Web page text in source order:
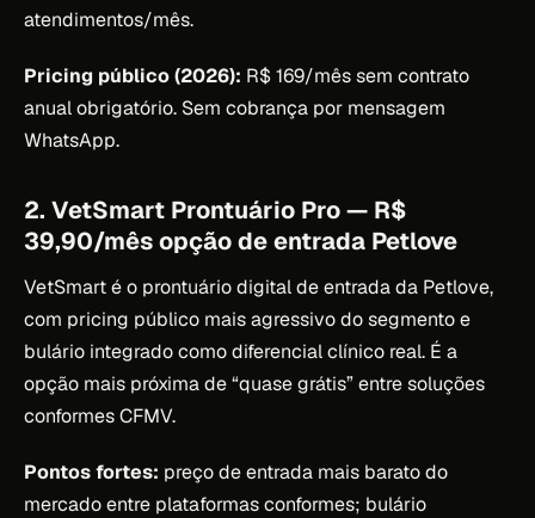
atendimentos/mês.
Pricing público (2026): R$ 169/mês sem contrato
anual obrigatório. Sem cobrança por mensagem
WhatsApp.
2. VetSmart Prontuário Pro — R$
39,90/mês opção de entrada Petlove
VetSmart é o prontuário digital de entrada da Petlove,
com pricing público mais agressivo do segmento e
bulário integrado como diferencial clínico real. É a
opção mais próxima de “quase grátis” entre soluções
conformes CFMV.
Pontos fortes: preço de entrada mais barato do
mercado entre plataformas conformes; bulário